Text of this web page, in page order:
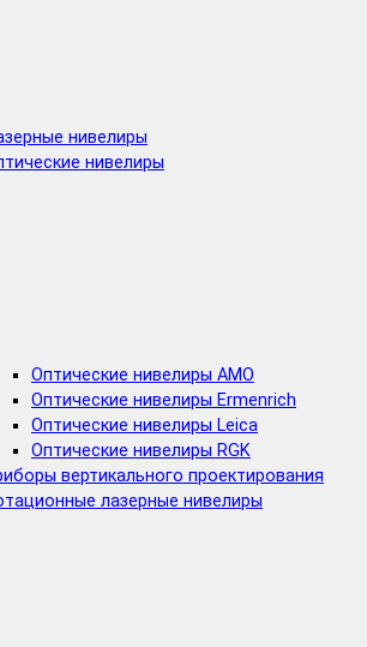
нивелиры
нивелиры
Оптические нивелиры AMO
Оптические нивелиры Ermenrich
Оптические нивелиры Leica
Оптические нивелиры RGK
вертикального проектирования
лазерные нивелиры